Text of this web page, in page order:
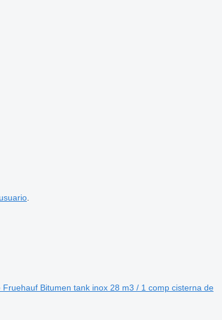
.
Fruehauf Bitumen tank inox 28 m3 / 1 comp cisterna de